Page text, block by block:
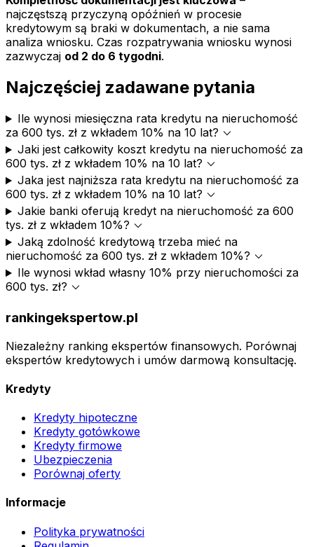
najczęstszą przyczyną opóźnień w procesie
kredytowym są braki w dokumentach, a nie sama
analiza wniosku. Czas rozpatrywania wniosku wynosi
zazwyczaj od 2 do 6 tygodni.
Najczęściej zadawane pytania
Ile wynosi miesięczna rata kredytu na nieruchomość
za 600 tys. zł z wkładem 10% na 10 lat? expand_more
Jaki jest całkowity koszt kredytu na nieruchomość za
600 tys. zł z wkładem 10% na 10 lat? expand_more
Jaka jest najniższa rata kredytu na nieruchomość za
600 tys. zł z wkładem 10% na 10 lat? expand_more
Jakie banki oferują kredyt na nieruchomość za 600
tys. zł z wkładem 10%? expand_more
Jaką zdolność kredytową trzeba mieć na
nieruchomość za 600 tys. zł z wkładem 10%? expand_more
Ile wynosi wkład własny 10% przy nieruchomości za
600 tys. zł? expand_more
rankingekspertow.pl
Niezależny ranking ekspertów finansowych. Porównaj
ekspertów kredytowych i umów darmową konsultację.
Kredyty
Kredyty hipoteczne
Kredyty gotówkowe
Kredyty firmowe
Ubezpieczenia
Porównaj oferty
Informacje
Polityka prywatności